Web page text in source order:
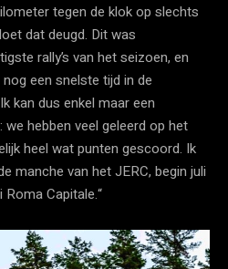
tegen de klok op slechts
dat deugd. Dit was
rally’s van het seizoen, en
een snelste tijd in de
kan dus enkel maar een
hebben veel geleerd op het
heel wat punten gescoord. Ik
manche van het JERC, begin juli
Capitale.“